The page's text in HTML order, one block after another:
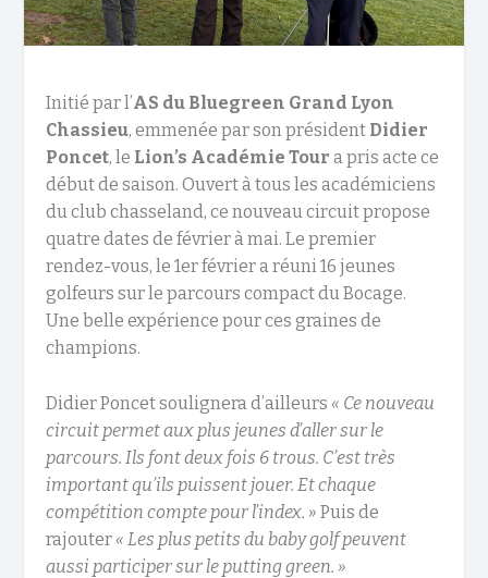
Initié par l’AS du Bluegreen Grand Lyon
Chassieu, emmenée par son président Didier
Poncet, le Lion’s Académie Tour a pris acte ce
début de saison. Ouvert à tous les académiciens
du club chasseland, ce nouveau circuit propose
quatre dates de février à mai. Le premier
rendez-vous, le 1erfévrier a réuni 16 jeunes
golfeurs sur le parcours compact du Bocage.
Une belle expérience pour ces graines de
champions.
Didier Poncet soulignera d’ailleurs « Ce nouveau
circuit permet aux plus jeunes d’aller sur le
parcours. Ils font deux fois 6 trous. C’est très
important qu’ils puissent jouer. Et chaque
compétition compte pour l’index. » Puis de
rajouter « Les plus petits du baby golf peuvent
aussi participer sur le putting green. »